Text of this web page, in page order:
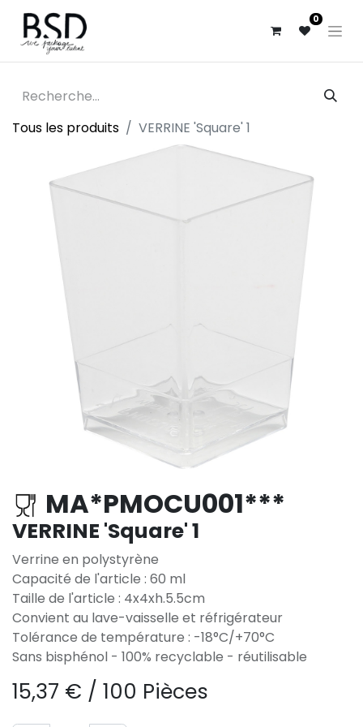
0
Tous les produits VERRINE 'Square' 1
MA*PMOCU001***
VERRINE 'Square' 1
Verrine en polystyrène
Capacité de l'article : 60 ml
Taille de l'article : 4x4xh.5.5cm
Convient au lave-vaisselle et réfrigérateur
Tolérance de température : -18°C/+70°C
Sans bisphénol - 100% recyclable - réutilisable
15,37 € / 100 Pièces